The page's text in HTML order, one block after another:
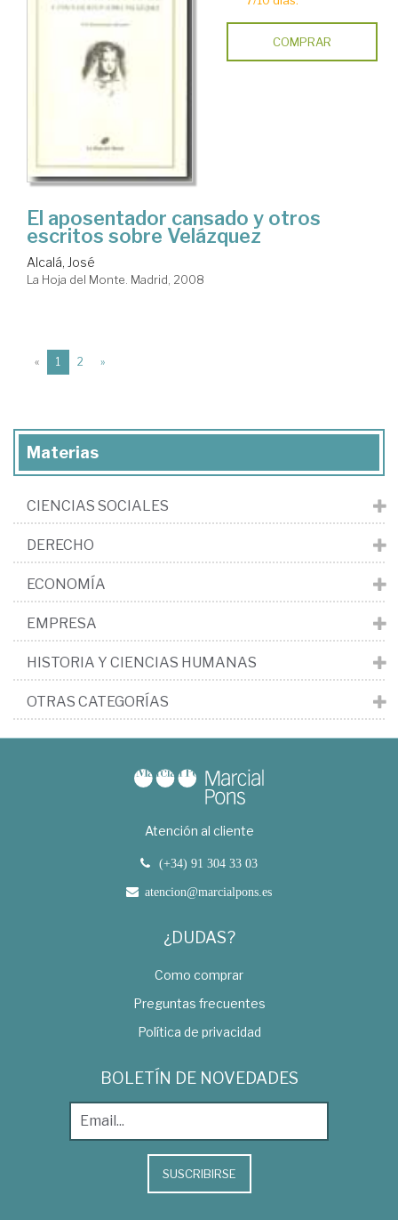
COMPRAR
El aposentador cansado y otros
escritos sobre Velázquez
Alcalá, José
La Hoja del Monte. Madrid, 2008
« 1 (current)
2 »
Materias
CIENCIAS SOCIALES
DERECHO
ECONOMÍA
EMPRESA
HISTORIA Y CIENCIAS HUMANAS
OTRAS CATEGORÍAS
Atención al cliente
(+34) 91 304 33 03
atencion@marcialpons.es
¿DUDAS?
Como comprar
Preguntas frecuentes
Política de privacidad
BOLETÍN DE NOVEDADES
SUSCRIBIRSE